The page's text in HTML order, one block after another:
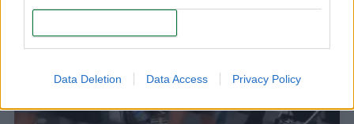
Data Deletion Data Access Privacy Policy